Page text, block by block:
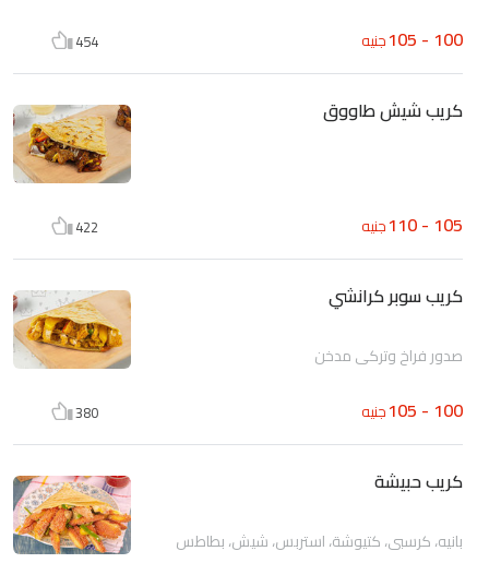
100 - 105 جنيه 454
كريب شيش طاووق
105 - 110 جنيه 422
كريب سوبر كرانشي
صدور فراخ وتركي مدخن
100 - 105 جنيه 380
كريب حبيشة
بانيه، كرسبي، كتيوشة، استربس، شيش، بطاطس